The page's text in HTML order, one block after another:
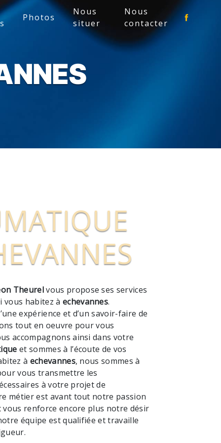
Photos
Nous
situer
Nous
contacter
Theurelvous propose ses services
vous habitez à echevannes.
expérience et d’un savoir-faire de
tout en oeuvre pour vous
accompagnons ainsi dans votre
et sommes à l’écoute de vos
à echevannes, nous sommes à
vous transmettre les
à votre projet de
métier est avant tout notre passion
vous renforce encore plus notre désir
équipe est qualifiée et travaille